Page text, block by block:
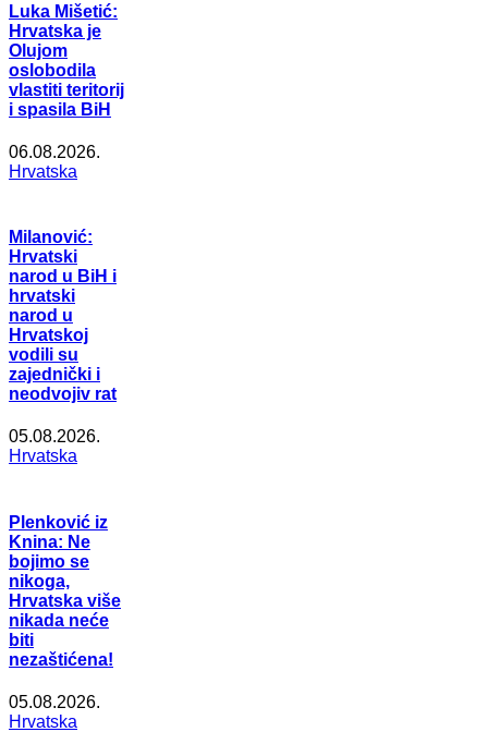
Luka Mišetić:
Hrvatska je
Olujom
oslobodila
vlastiti teritorij
i spasila BiH
06.08.2026.
Hrvatska
Milanović:
Hrvatski
narod u BiH i
hrvatski
narod u
Hrvatskoj
vodili su
zajednički i
neodvojiv rat
05.08.2026.
Hrvatska
Plenković iz
Knina: Ne
bojimo se
nikoga,
Hrvatska više
nikada neće
biti
nezaštićena!
05.08.2026.
Hrvatska